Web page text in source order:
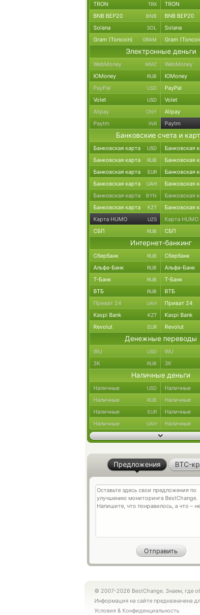
TRON TRX TRON
BNB BEP20 BNB BNB BEP20
Solana SOL Solana
Gram (Toncoin) GRAM Gram
Электронные деньги
WebMoney WMZ WebMoney
ЮMoney RUB ЮMoney
PayPal USD PayPal
Volet USD Volet
Alipay CNY Alipay
Paytm INR Paytm
Банковские счета и
Банковская карта USD Банковская
Банковская карта RUB Банковская
Банковская карта EUR Банковская
Банковская карта UAH Банковская
Банковская карта BYN Банковская
Банковская карта KZT Банковская
Карта HUMO UZS Карта HUMO
СБП RUB СБП
Интернет-банкинг
Сбербанк RUB Сбербанк
Альфа-Банк RUB Альфа-Банк
Т-Банк RUB Т-Банк
ВТБ RUB ВТБ
Приват 24 UAH Приват 24
Kaspi Bank KZT Kaspi Bank
Revolut EUR Revolut
Денежные переводы
WU USD WU
ЗК RUB ЗК
Наличные деньги
Наличные USD Наличные
Наличные RUB Наличные
Наличные EUR Наличные
Наличные UAH Наличные
Предложения BTC-
© 2007-2026 BestChange. Знаем, где
Информация на сайте предназначена
Условия & Конфиденциальность